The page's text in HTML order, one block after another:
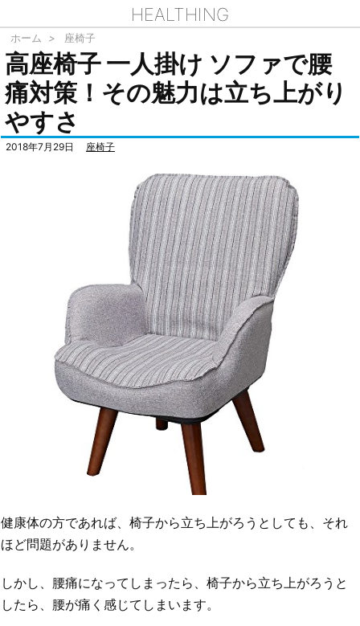
HEALTHING
ホーム > 座椅子
高座椅子 一人掛け ソファで腰
痛対策！その魅力は立ち上がり
やすさ
2018年7月29日 座椅子
健康体の方であれば、椅子から立ち上がろうとしても、それ
ほど問題がありません。
しかし、腰痛になってしまったら、椅子から立ち上がろうと
したら、腰が痛く感じてしまいます。